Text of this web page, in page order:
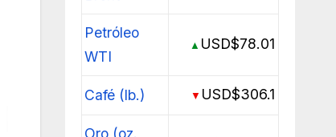
Petróleo
WTI
▲ USD$78.01
Café (lb.) ▼ USD$306.1
Oro (oz.